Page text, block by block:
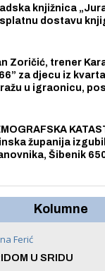
knjižnica
dostavu
Zoričić, trener
za djecu iz
u igraonicu,
županija
Šibenik
Kolumne
Ferić
U SRIDU